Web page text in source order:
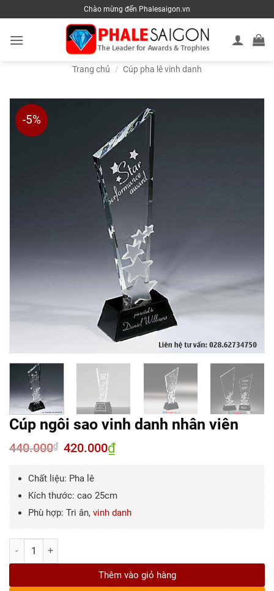
to
content
Chào mừng đến Phalesaigon.vn
Trang chủ / Cúp pha lê vinh danh
-5%
Cúp ngôi sao vinh danh nhân viên
440.000₫
Giá
gốc
420.000₫Giá
Chất liệu: Pha lê
Kích thước: cao 25cm
Phù hợp: Tri ân, vinh danh
Số lượng
Thêm vào giỏ hàng